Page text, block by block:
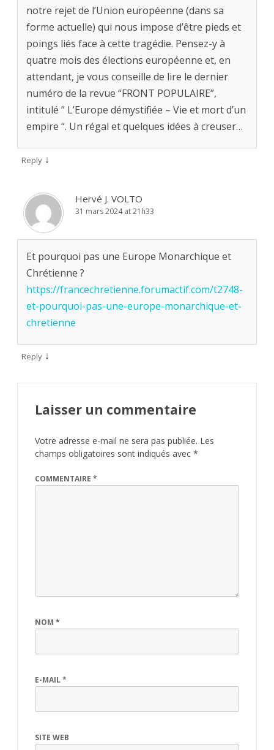
notre rejet de l’Union européenne (dans sa
forme actuelle) qui nous impose d’être pieds et
poings liés face à cette tragédie. Pensez-y à
quatre mois des élections européenne et, en
attendant, je vous conseille de lire le dernier
numéro de la revue “FRONT POPULAIRE”,
intitulé ” L’Europe démystifiée – Vie et mort d’un
empire “. Un régal et quelques idées à creuser…
Reply ↓
Hervé J. VOLTO
31 mars 2024 at 21h33
Et pourquoi pas une Europe Monarchique et
Chrétienne ?
https://francechretienne.forumactif.com/t2748-
et-pourquoi-pas-une-europe-monarchique-et-
chretienne
Reply ↓
Laisser un commentaire
Votre adresse e-mail ne sera pas publiée. Les
champs obligatoires sont indiqués avec *
COMMENTAIRE *
NOM *
E-MAIL*
SITE WEB